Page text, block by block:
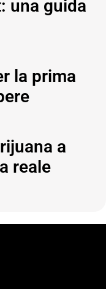
una guida
la prima
a
reale